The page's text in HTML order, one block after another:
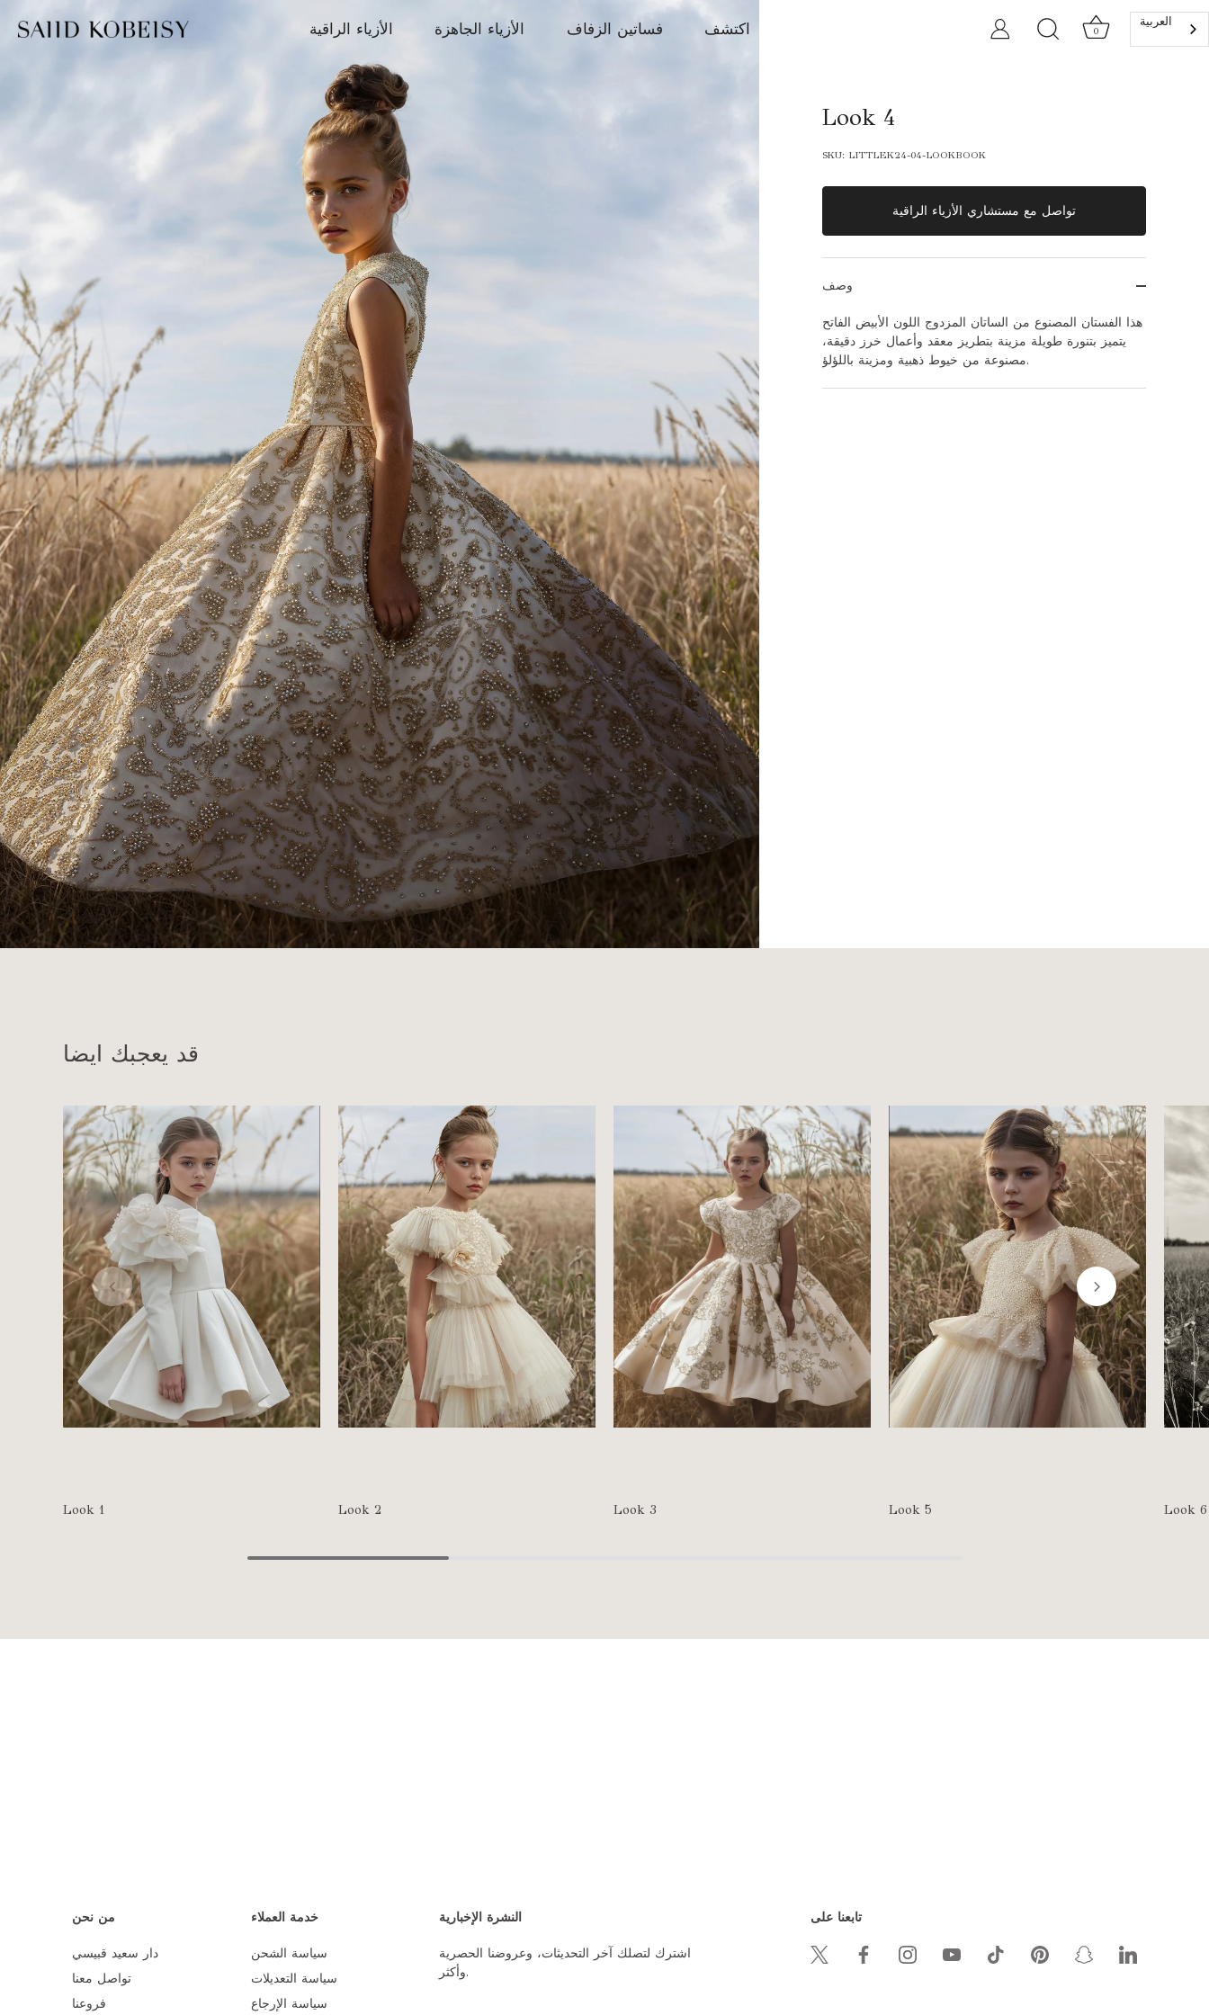
الأزياء الراقية الأزياء الجاهزة فساتين الزفاف اكتشف 0
العربية‏
Look 4
SKU: LITTLEK24-04-LOOKBOOK
تواصل مع مستشاري الأزياء الراقية
وصف
هذا الفستان المصنوع من الساتان المزدوج اللون الأبيض الفاتح
يتميز بتنورة طويلة مزينة بتطريز معقد وأعمال خرز دقيقة،
مصنوعة من خيوط ذهبية ومزينة باللؤلؤ.
قد يعجبك ايضا
Look 1 Look 2 Look 3 Look 5 Look 6
من نحن
دار سعيد قبيسي
تواصل معنا
فروعنا
خدمة العملاء
سياسة الشحن
سياسة التعديلات
سياسة الإرجاع
النشرة الإخبارية
اشترك لتصلك آخر التحديثات، وعروضنا الحصرية
وأكثر.
تابعنا على